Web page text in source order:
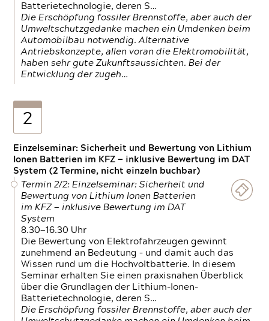
Batterietechnologie, deren S…
Die Erschöpfung fossiler Brennstoffe, aber auch der
Umweltschutzgedanke machen ein Umdenken beim
Automobilbau notwendig. Alternative
Antriebskonzepte, allen voran die Elektromobilität,
haben sehr gute Zukunftsaussichten. Bei der
Entwicklung der zugeh…
2
Einzelseminar: Sicherheit und Bewertung von Lithium
Ionen Batterien im KFZ — inklusive Bewertung im DAT
System (2 Termine, nicht einzeln buchbar)
Termin 2/2: Einzelseminar: Sicherheit und
Bewertung von Lithium Ionen Batterien
im KFZ — inklusive Bewertung im DAT
System
8.30—16.30 Uhr
Die Bewertung von Elektrofahrzeugen gewinnt
zunehmend an Bedeutung – und damit auch das
Wissen rund um die Hochvoltbatterie. In diesem
Seminar erhalten Sie einen praxisnahen Überblick
über die Grundlagen der Lithium-Ionen-
Batterietechnologie, deren S…
Die Erschöpfung fossiler Brennstoffe, aber auch der